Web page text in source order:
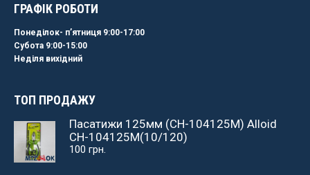
ГРАФІК РОБОТИ
Понеділок- пʼятниця 9:00-17:00
Субота 9:00-15:00
Неділя вихідний
ТОП ПРОДАЖУ
Пасатижи 125мм (СН-104125М) Alloid
СН-104125М(10/120)
100 грн.